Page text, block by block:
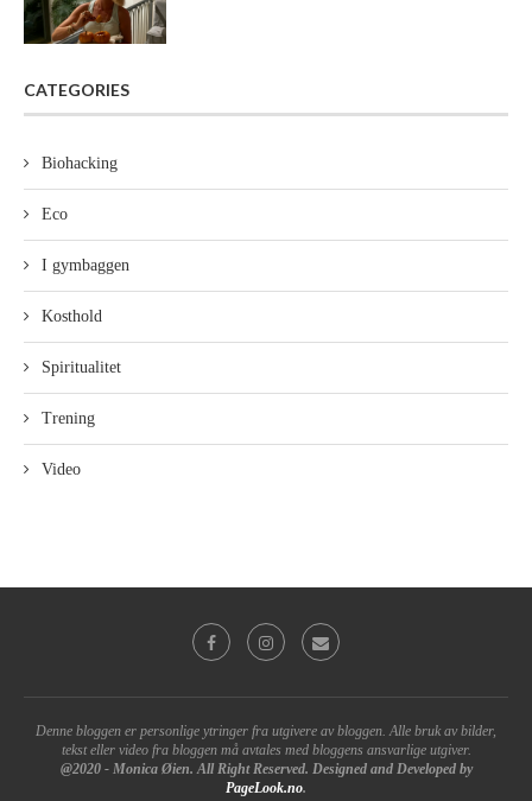
CATEGORIES
Biohacking
Eco
I gymbaggen
Kosthold
Spiritualitet
Trening
Video
Denne bloggen er personlige ytringer fra utgivere av bloggen. Alle bruk av bilder,
tekst eller video fra bloggen må avtales med bloggens ansvarlige utgiver.
@2020 - Monica Øien. All Right Reserved. Designed and Developed by
PageLook.no.